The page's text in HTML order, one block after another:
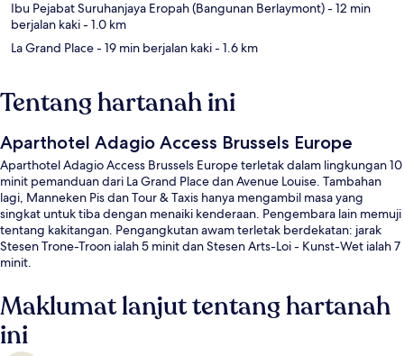
Ibu Pejabat Suruhanjaya Eropah (Bangunan Berlaymont)- 12 min
berjalan kaki- 1.0 km
La Grand Place- 19 min berjalan kaki- 1.6 km
Tentang hartanah ini
Aparthotel Adagio Access Brussels Europe
Aparthotel Adagio Access Brussels Europe terletak dalam lingkungan 10
minit pemanduan dari La Grand Place dan Avenue Louise. Tambahan
lagi, Manneken Pis dan Tour & Taxis hanya mengambil masa yang
singkat untuk tiba dengan menaiki kenderaan. Pengembara lain memuji
tentang kakitangan. Pengangkutan awam terletak berdekatan: jarak
Stesen Trone-Troon ialah 5 minit dan Stesen Arts-Loi - Kunst-Wet ialah 7
minit.
Maklumat lanjut tentang hartanah
ini